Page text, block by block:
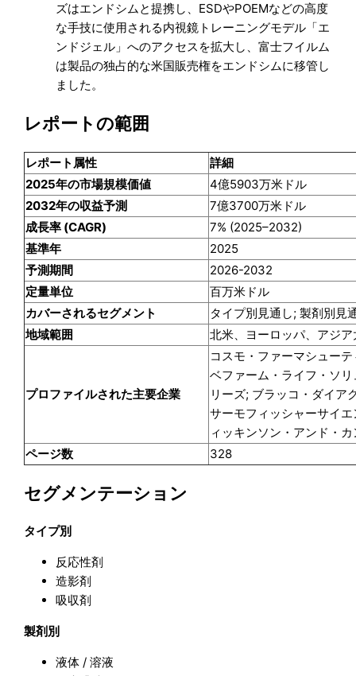
ズはエンドシムと提携し、ESDやPOEMなどの高度
な手技に使用される内視鏡トレーニングモデル「エ
ンドジェル」へのアクセスを拡大し、富士フイルム
は製品の独占的な米国販売権をエンドシムに移管し
ました。
レポートの範囲
レポート属性
詳細
2025年の市場規模価値
4億5903万米ドル
2032年の収益予測
7億3700万米ドル
成長率 (CAGR)
7% (2025–2032)
基準年
2025
予測期間
2026-2032
定量単位
百万米ドル
カバーされるセグメント
タイプ別見通し; 製剤別見
地域範囲
北米、ヨーロッパ、アジ
プロファイルされた主要企業
コスモ・ファーマシュー
ベファーム・ライフ・ソ
リーズ; ブラッコ・ダイア
サーモフィッシャーサイ
ィッキンソン・アンド・
ページ数
328
セグメンテーション
タイプ別
反応性剤
造影剤
吸収剤
製剤別
液体 / 溶液